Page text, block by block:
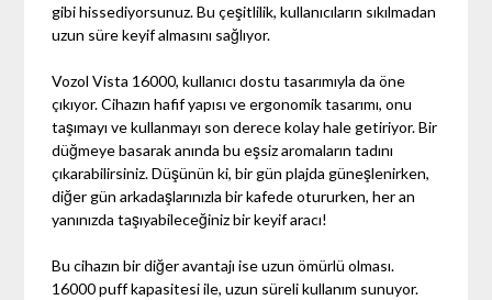
gibi hissediyorsunuz. Bu çeşitlilik, kullanıcıların sıkılmadan
uzun süre keyif almasını sağlıyor.
Vozol Vista 16000, kullanıcı dostu tasarımıyla da öne
çıkıyor. Cihazın hafif yapısı ve ergonomik tasarımı, onu
taşımayı ve kullanmayı son derece kolay hale getiriyor. Bir
düğmeye basarak anında bu eşsiz aromaların tadını
çıkarabilirsiniz. Düşünün ki, bir gün plajda güneşlenirken,
diğer gün arkadaşlarınızla bir kafede otururken, her an
yanınızda taşıyabileceğiniz bir keyif aracı!
Bu cihazın bir diğer avantajı ise uzun ömürlü olması.
16000 puff kapasitesi ile, uzun süreli kullanım sunuyor.